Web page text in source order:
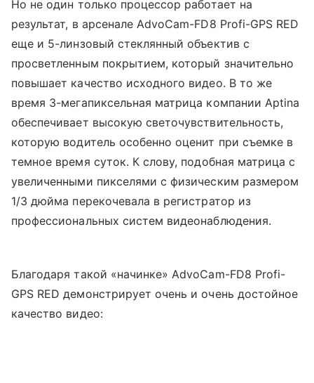
Но не один только процессор работает на
результат, в арсенале AdvoCam-FD8 Profi-GPS RED
еще и 5-линзовый стеклянный объектив с
просветленным покрытием, который значительно
повышает качество исходного видео. В то же
время 3-мегапиксельная матрица компании Aptina
обеспечивает высокую светочувствительность,
которую водитель особенно оценит при съемке в
темное время суток. К слову, подобная матрица с
увеличенными пикселями с физическим размером
1/3 дюйма перекочевала в регистратор из
профессиональных систем видеонаблюдения.
Благодаря такой «начинке» AdvoCam-FD8 Profi-
GPS RED демонстрирует очень и очень достойное
качество видео: